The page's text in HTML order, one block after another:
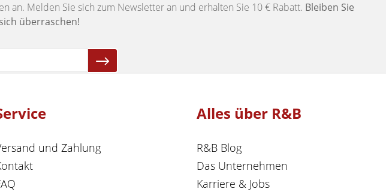
Melden Sie sich zum Newsletter an und erhalten Sie 10 € Rabatt. Bleiben Sie
überraschen!
und Zahlung
Alles über R&B
R&B Blog
Das Unternehmen
Karriere & Jobs